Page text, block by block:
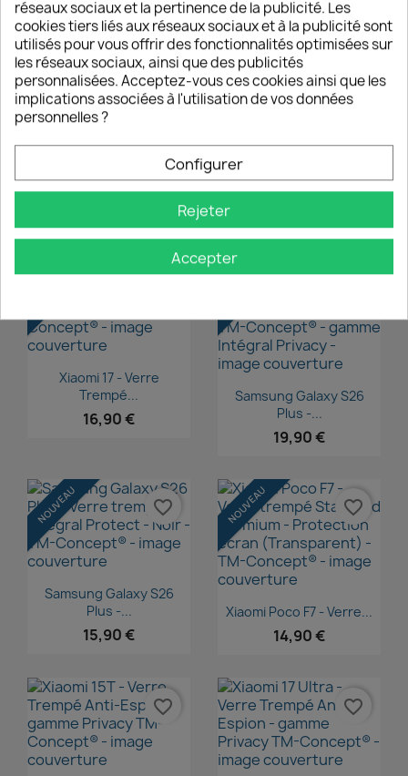
16,90 €
Aperçu rapide
Xiaomi 17 Pro Max -
Verre...
NOUVEAU favorite_border

Xiaomi 17 Pro - Verre...
16,90 €
NOUVEAU favorite_border
Aperçu rapide
Xiaomi 17 - Verre
Trempé...
16,90 €
NOUVEAU
Aperçu rapide
Samsung Galaxy S26
Plus -...
19,90 €
NOUVEAU
Aperçu rapide
Samsung Galaxy S26
Plus -...
15,90 €
NOUVEAU favorite_border
Aperçu rapide
Xiaomi Poco F7 - Verre...
14,90 €
NOUVEAU favorite_border
favorite_border favorite_border
réseaux sociaux et la pertinence de la publicité. Les
cookies tiers liés aux réseaux sociaux et à la publicité sont
utilisés pour vous offrir des fonctionnalités optimisées sur
les réseaux sociaux, ainsi que des publicités
personnalisées. Acceptez-vous ces cookies ainsi que les
implications associées à l'utilisation de vos données
personnelles ?
Configurer
Rejeter
Accepter